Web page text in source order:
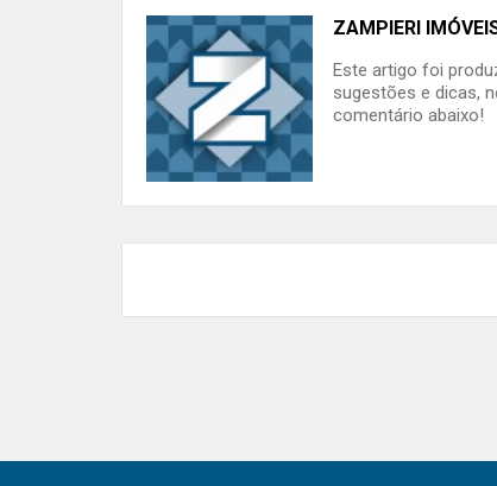
ZAMPIERI
Este artigo foi
sugestões e dicas,
comentário abaixo!